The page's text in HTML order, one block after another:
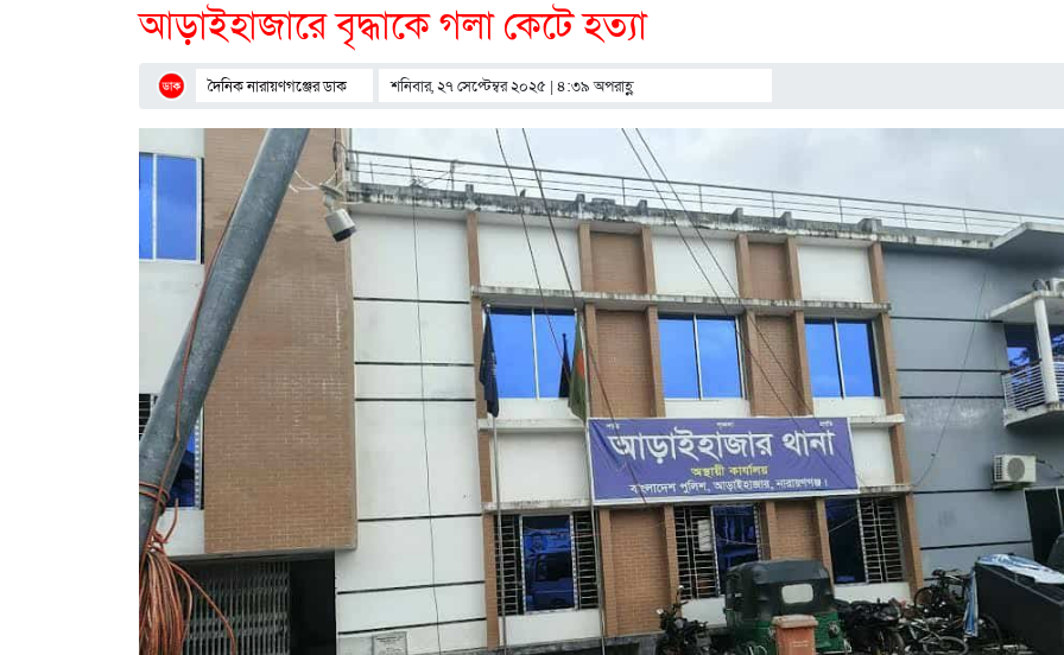
আড়াইহাজারে বৃদ্ধাকে গলা কেটে হত্যা
দৈনিক নারায়ণগঞ্জের ডাক শনিবার, ২৭ সেপ্টেম্বর ২০২৫ | ৪:৩৯ অপরাহ্ণ